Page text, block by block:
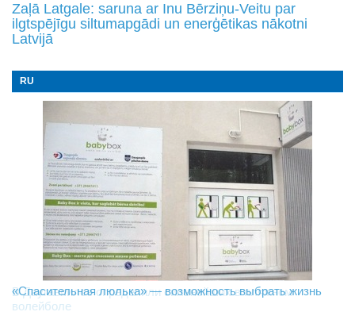
Zaļā Latgale: saruna ar Inu Bērziņu-Veitu par
ilgtspējīgu siltumapgādi un enerģētikas nākotni
Latvijā
RU
В Даугавпилсе определили сильнейших в пляжном
волейболе
«Спасительная люлька» — возможность выбрать жизнь
Новое поколение пограничников: Даугавпилсское
управление пополнили молодые специалисты